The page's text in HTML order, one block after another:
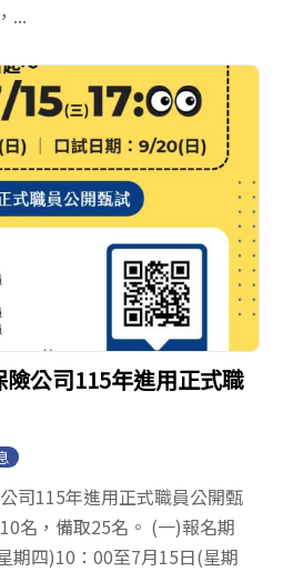
...
公司115年進用正式職
司115年進用正式職員公開甄
名，備取25名。 (一)報名期
期四)10：00至7月15日(星期